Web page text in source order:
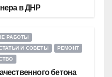
в ДНР
РАБОТЫ
И СОВЕТЫ
РЕМОНТ
бетона